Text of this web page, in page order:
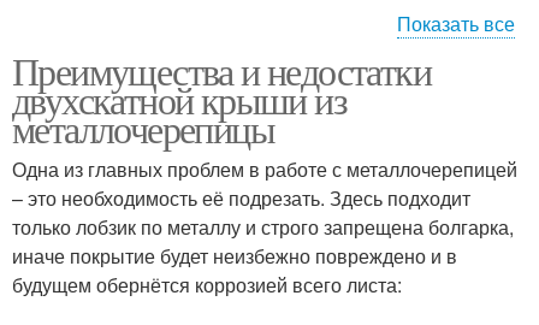
металлочерепицы
Показать все
Преимущества и недостатки
двухскатной крыши из
металлочерепицы
Одна из главных проблем в работе с металлочерепицей
– это необходимость её подрезать. Здесь подходит
только лобзик по металлу и строго запрещена болгарка,
иначе покрытие будет неизбежно повреждено и в
будущем обернётся коррозией всего листа: